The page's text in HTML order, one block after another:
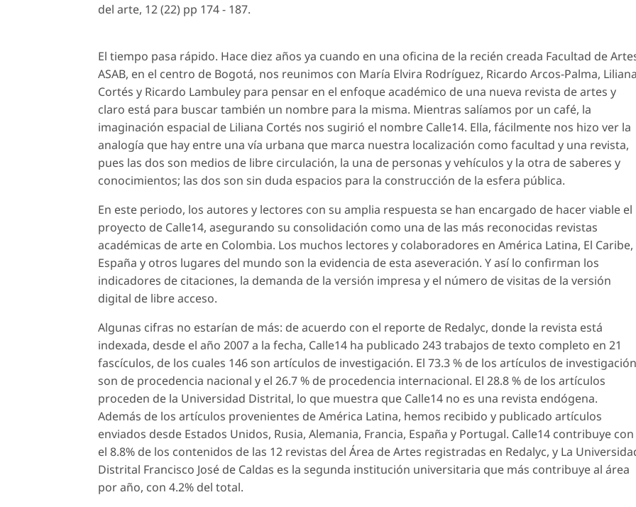
del arte, 12 (22) pp 174 - 187.
El tiempo pasa rápido. Hace diez años ya cuando en una oficina de la recién creada Facultad de
ASAB, en el centro de Bogotá, nos reunimos con María Elvira Rodríguez, Ricardo Arcos-Palma,
Cortés y Ricardo Lambuley para pensar en el enfoque académico de una nueva revista de artes y
claro está para buscar también un nombre para la misma. Mientras salíamos por un café, la
imaginación espacial de Liliana Cortés nos sugirió el nombre Calle14. Ella, fácilmente nos hizo ver la
analogía que hay entre una vía urbana que marca nuestra localización como facultad y una revista,
pues las dos son medios de libre circulación, la una de personas y vehículos y la otra de saberes y
conocimientos; las dos son sin duda espacios para la construcción de la esfera pública.
En este periodo, los autores y lectores con su amplia respuesta se han encargado de hacer viable el
proyecto de Calle14, asegurando su consolidación como una de las más reconocidas revistas
académicas de arte en Colombia. Los muchos lectores y colaboradores en América Latina, El Caribe,
España y otros lugares del mundo son la evidencia de esta aseveración. Y así lo confirman los
indicadores de citaciones, la demanda de la versión impresa y el número de visitas de la versión
digital de libre acceso.
Algunas cifras no estarían de más: de acuerdo con el reporte de Redalyc, donde la revista está
indexada, desde el año 2007 a la fecha, Calle14 ha publicado 243 trabajos de texto completo en 21
fascículos, de los cuales 146 son artículos de investigación. El 73.3 % de los artículos de investigación
son de procedencia nacional y el 26.7 % de procedencia internacional. El 28.8 % de los artículos
proceden de la Universidad Distrital, lo que muestra que Calle14 no es una revista endógena.
Además de los artículos provenientes de América Latina, hemos recibido y publicado artículos
enviados desde Estados Unidos, Rusia, Alemania, Francia, España y Portugal. Calle14 contribuye con
el 8.8% de los contenidos de las 12 revistas del Área de Artes registradas en Redalyc, y La
Distrital Francisco José de Caldas es la segunda institución universitaria que más contribuye al área
por año, con 4.2% del total.